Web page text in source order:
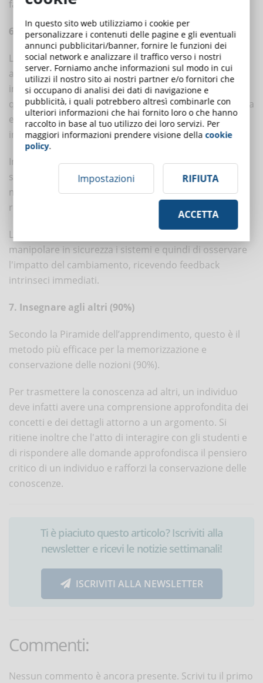
favorendo la conservazione delle conoscenze apprese.
6. Pratica (75%)
L'applicazionepraticaè considerata uno dei metodi di
apprendimento più efficaci in quanto consente ad un
individuo di applicare ciò che ha imparato alla pratica
quotidiana, favorendo una comprensione più profonda
e una memorizzazione a lungo termine delle
informazioni apprese (75%).
In questo ambito, la tecnologia ha amplificato
significativamente le opportunità di fare pratica
mediante la simulazione, grazie a strumenti come la
realtà aumentata o virtuale.
L'apprendimento simulato consente alle persone di
manipolare in sicurezza i sistemi e quindi di osservare
l'impatto del cambiamento, ricevendo feedback
intrinseci immediati.
7. Insegnare agli altri (90%)
Secondo la Piramide dell’apprendimento, questo è il
metodo più efficace per la memorizzazione e
conservazione delle nozioni (90%).
Per trasmettere la conoscenza ad altri, un individuo
deve infatti avere una comprensione approfondita dei
concetti e dei dettagli attorno a un argomento. Si
ritiene inoltre che l'atto di interagire con gli studenti e
di rispondere alle domande approfondisca il pensiero
critico di un individuo e rafforzi la conservazione delle
conoscenze.
Ti è piaciuto questo articolo? Iscriviti alla
newsletter e ricevi le notizie settimanali!
ISCRIVITI ALLA NEWSLETTER
Commenti:
Nessun commento è ancora presente. Scrivi tu il primo
In questo sito web utilizziamo i cookie per
personalizzare i contenuti delle pagine e gli eventuali
annunci pubblicitari/banner, fornire le funzioni dei
social network e analizzare il traffico verso i nostri
server. Forniamo anche informazioni sul modo in cui
utilizzi il nostro sito ai nostri partner e/o fornitori che
si occupano di analisi dei dati di navigazione e
pubblicità, i quali potrebbero altresì combinarle con
ulteriori informazioni che hai fornito loro o che hanno
raccolto in base al tuo utilizzo dei loro servizi. Per
maggiori informazioni prendere visione dellacookie
policy.
Impostazioni RIFIUTA
ACCETTA